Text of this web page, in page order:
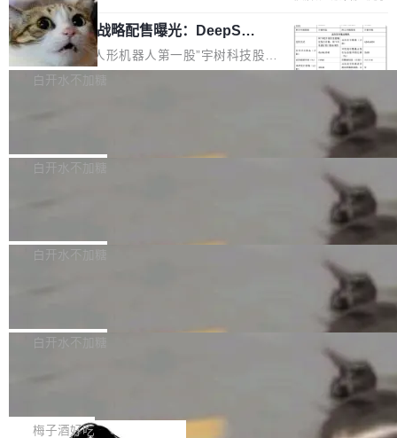
家基线 95.4%。 不是又一个 coding agent 包装
器 Prime Agent 的架构和市面上大多数 coding
agent 有本质区别。大多数 agent harness 的设
计是基于早期模型的能力—...
是项目级别的官方立场，目前由五个团队采纳，
但它可能是主流开源项目中关于 AI 辅助贡献最
细致的一份规则。 政策的核心只有一句话：LLM
可以用来分析、提炼、审阅、建议，但不能用来
不得生成涉及安全性的关键变更，除非作者本身
宇树科技 IPO 战略配售曝光：DeepSe
ek 获配 93.3 万股，锁定 36 个月
8月6日晚间，“人形机器人第一股”宇树科技股份
有限公司披露IPO发行价格及战略配售结果，杭
36个月。 公告显示，本次宇树科技战略配售对
员工参与设立的专项资产管理计划。其中，Dee
获配9...
白开水不加糖
Bug fixes and enhancements 修复多次传递同
一个回归问题，该问题导致拉取镜像时会拒绝包
题，该问题可能导致在旧版 Linux 内核...
白开水不加糖
e 孵化器项目管理委员会（IPMC）投票中获得
P）！这一里程碑不仅标志着 Fluss 迈入新的发
白开水不加糖
长期停止内容更新，未能实现其作为“AI版维基百
提交的编辑请求也长期处于待处理状态。 Groki
白开水不加糖
是这样的：配 MessageSource 的 Bean、写 R
梅子酒好吃